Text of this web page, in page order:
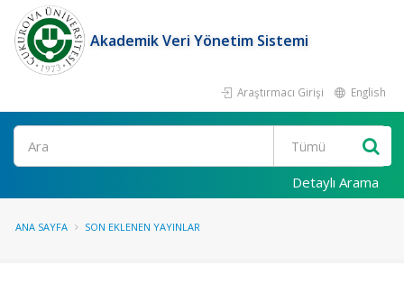
Akademik Veri Yönetim Sistemi
Araştırmacı Girişi English
Ara
Detaylı Arama
ANA SAYFA SON EKLENEN YAYINLAR